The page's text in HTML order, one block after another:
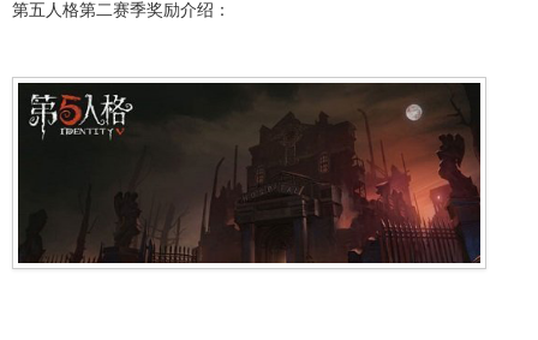
第五人格第二赛季奖励介绍：